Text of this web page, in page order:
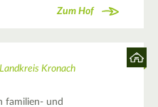
Zum Hof
Kronach
familien- und